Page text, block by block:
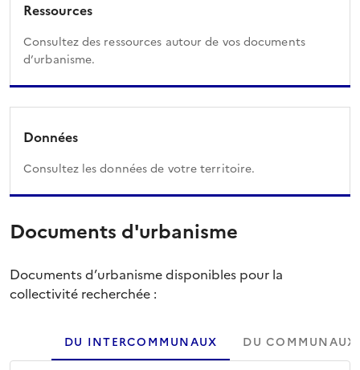
Ressources
Consultez des ressources autour de vos documents
d’urbanisme.
Données
Consultez les données de votre territoire.
Documents d'urbanisme
Documents d’urbanisme disponibles pour la
collectivité recherchée :
DU INTERCOMMUNAUX DU COMMUNAUX